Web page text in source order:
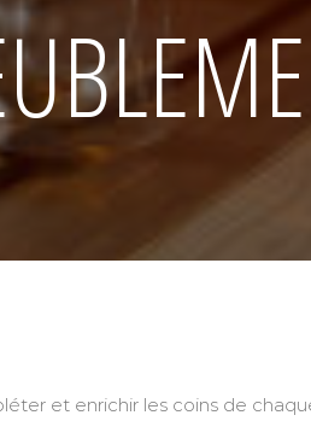
et enrichir les coins de